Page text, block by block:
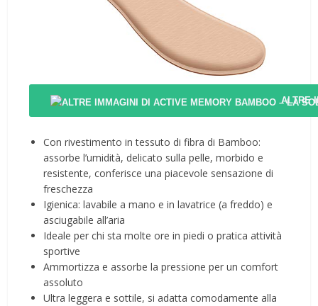
ALTRE
Con rivestimento in tessuto di fibra di Bamboo:
assorbe l’umidità, delicato sulla pelle, morbido e
resistente, conferisce una piacevole sensazione di
freschezza
Igienica: lavabile a mano e in lavatrice (a freddo) e
asciugabile all’aria
Ideale per chi sta molte ore in piedi o pratica attività
sportive
Ammortizza e assorbe la pressione per un comfort
assoluto
Ultra leggera e sottile, si adatta comodamente alla